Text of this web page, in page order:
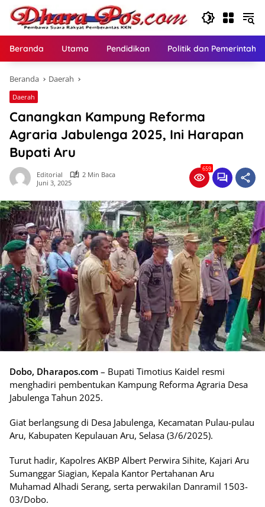
Langsung
konten
Beranda Utama Pendidikan Politik dan
Beranda Daerah
Daerah
Canangkan Kampung Reforma
Agraria Jabulenga 2025, Ini Harapan
Bupati Aru
Editorial
2 Min Baca
Juni 3, 2025
659
Dobo, Dharapos.com – Bupati Timotius Kaidel resmi
menghadiri pembentukan Kampung Reforma Agraria Desa
Jabulenga Tahun 2025.
Giat berlangsung di Desa Jabulenga, Kecamatan Pulau-pulau
Aru, Kabupaten Kepulauan Aru, Selasa (3/6/2025).
Turut hadir, Kapolres AKBP Albert Perwira Sihite, Kajari Aru
Sumanggar Siagian, Kepala Kantor Pertahanan Aru
Muhamad Alhadi Serang, serta perwakilan Danramil 1503-
03/Dobo.